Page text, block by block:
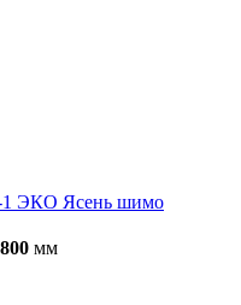
1 ЭКО Ясень шимо
800 мм